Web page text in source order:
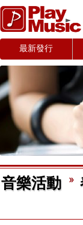
最新發行
音樂活動